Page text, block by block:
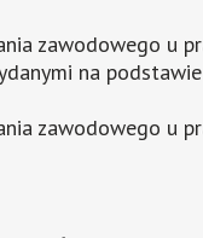
zawodowego u
na
zawodowego u